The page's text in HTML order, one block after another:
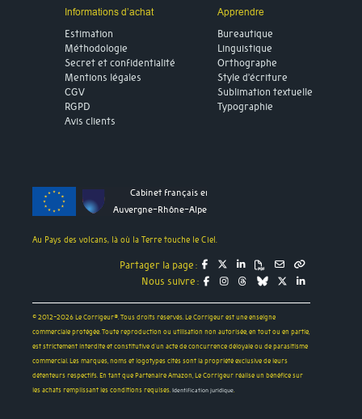
Informations d’achat
Estimation
Méthodologie
Secret et confidentialité
Mentions légales
CGV
RGPD
Avis clients
Apprendre
Bureautique
Linguistique
Orthographe
Style d’écriture
Sublimation textuelle
Typographie
Cabinet français en
Auvergne-Rhône-Alpes
Au Pays des volcans, là où la Terre touche le Ciel.
Partager la page :
Nous suivre :
© 2012-2026 Le Corrigeur®. Tous droits réservés. Le Corrigeur est une enseigne
commerciale protégée. Toute reproduction ou utilisation non autorisée, en tout ou en partie,
est strictement interdite et constitutive d'un acte de concurrence déloyale ou de parasitisme
commercial. Les marques, noms et logotypes cités sont la propriété exclusive de leurs
détenteurs respectifs. En tant que Partenaire Amazon, Le Corrigeur réalise un bénéfice sur
les achats remplissant les conditions requises. Identification juridique.